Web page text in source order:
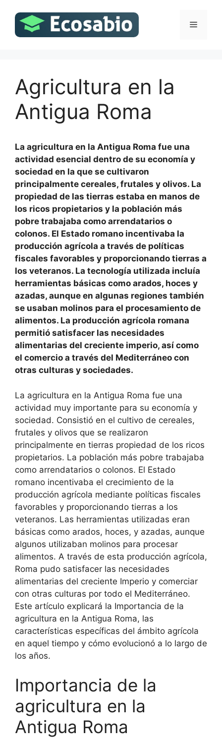
contenido
Menú
Agricultura en la
Antigua Roma
La agricultura en la Antigua Roma fue una
actividad esencial dentro de su economía y
sociedad en la que se cultivaron
principalmente cereales, frutales y olivos. La
propiedad de las tierras estaba en manos de
los ricos propietarios y la población más
pobre trabajaba como arrendatarios o
colonos. El Estado romano incentivaba la
producción agrícola a través de políticas
fiscales favorables y proporcionando tierras a
los veteranos. La tecnología utilizada incluía
herramientas básicas como arados, hoces y
azadas, aunque en algunas regiones también
se usaban molinos para el procesamiento de
alimentos. La producción agrícola romana
permitió satisfacer las necesidades
alimentarias del creciente imperio, así como
el comercio a través del Mediterráneo con
otras culturas y sociedades.
La agricultura en la Antigua Roma fue una
actividad muy importante para su economía y
sociedad. Consistió en el cultivo de cereales,
frutales y olivos que se realizaron
principalmente en tierras propiedad de los ricos
propietarios. La población más pobre trabajaba
como arrendatarios o colonos. El Estado
romano incentivaba el crecimiento de la
producción agrícola mediante políticas fiscales
favorables y proporcionando tierras a los
veteranos. Las herramientas utilizadas eran
básicas como arados, hoces, y azadas, aunque
algunos utilizaban molinos para procesar
alimentos. A través de esta producción agrícola,
Roma pudo satisfacer las necesidades
alimentarias del creciente Imperio y comerciar
con otras culturas por todo el Mediterráneo.
Este artículo explicará la Importancia de la
agricultura en la Antigua Roma, las
características específicas del ámbito agrícola
en aquel tiempo y cómo evolucionó a lo largo de
los años.
Importancia de la
agricultura en la
Antigua Roma